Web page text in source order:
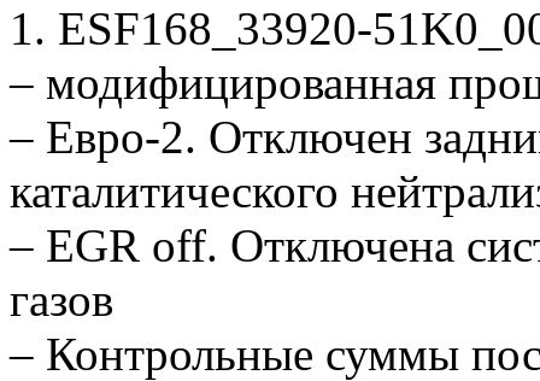
1. ESF168_33920-
– модифицированная
– Евро-2. Отключен
каталитического
– EGR off. Отключена
газов
– Контрольные суммы